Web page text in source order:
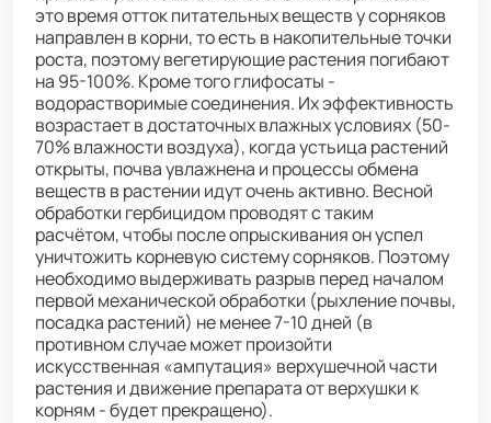
это время отток питательных веществ у сорняков
направлен в корни, то есть в накопительные точки
роста, поэтому вегетирующие растения погибают
на 95-100%. Кроме того глифосаты -
водорастворимые соединения. Их эффективность
возрастает в достаточных влажных условиях (50-
70% влажности воздуха), когда устьица растений
открыты, почва увлажнена и процессы обмена
веществ в растении идут очень активно. Весной
обработки гербицидом проводят с таким
расчётом, чтобы после опрыскивания он успел
уничтожить корневую систему сорняков. Поэтому
необходимо выдерживать разрыв перед началом
первой механической обработки (рыхление почвы,
посадка растений) не менее 7-10 дней (в
противном случае может произойти
искусственная «ампутация» верхушечной части
растения и движение препарата от верхушки к
корням - будет прекращено).